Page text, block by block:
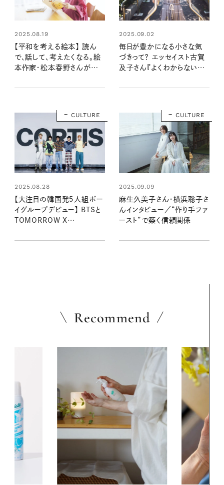
2025.08.19
【平和を考える絵本】 読ん
で、話して、考えたくなる。絵
本作家・松本春野さんが選
2025.09.02
毎日が豊かになる小さな気
づきって？ エッセイスト古賀
及子さん『よくわからないま
くための日記集』発売
CULTURE
2025.08.28
【大注目の韓国発５人組ボー
イグループデビュー】 BTSと
TOMORROW X
「CORTIS」のデビューショー
CULTURE
2025.09.09
麻生久美子さん・横浜聡子さ
んインタビュー／“作り手ファ
ースト”で築く信頼関係
Recommend